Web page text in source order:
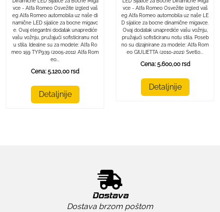
vce - Alfa Romeo Osvežite izgled vaš
eg Alfa Romeo automobila uz naše di
namične LED sijalice za bocne migavc
e. Ovaj elegantni dodatak unaprediće
vašu vožnju, pružajući sofisticiranu not
u stila. Idealne su za modele: Alfa Ro
meo 159 TYP939 (2005-2011) Alfa Rom
eo...
Cena: 5.120,00 rsd
Detaljnije
vce - Alfa Romeo Osvežite izgled vaš
eg Alfa Romeo automobila uz naše LE
D sijalice za bocne dinamične migavce.
Ovaj dodatak unaprediće vašu vožnju,
pružajući sofisticiranu notu stila. Poseb
no su dizajnirane za modele: Alfa Rom
eo GIULIETTA (2010-2021) Svetlo...
Cena: 5.600,00 rsd
Detaljnije
Dostava
Dostava brzom poštom